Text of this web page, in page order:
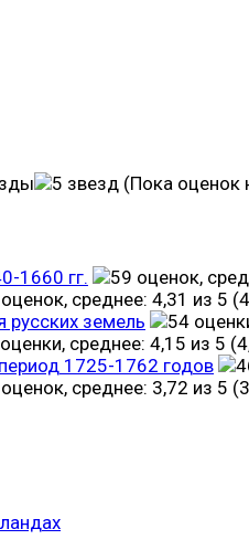
(Пока оценок
1660 гг.
русских земель
1725-1762 годов